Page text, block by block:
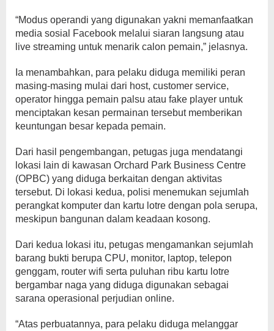
“Modus operandi yang digunakan yakni memanfaatkan
media sosial Facebook melalui siaran langsung atau
live streaming untuk menarik calon pemain,” jelasnya.
Ia menambahkan, para pelaku diduga memiliki peran
masing-masing mulai dari host, customer service,
operator hingga pemain palsu atau fake player untuk
menciptakan kesan permainan tersebut memberikan
keuntungan besar kepada pemain.
Dari hasil pengembangan, petugas juga mendatangi
lokasi lain di kawasan Orchard Park Business Centre
(OPBC) yang diduga berkaitan dengan aktivitas
tersebut. Di lokasi kedua, polisi menemukan sejumlah
perangkat komputer dan kartu lotre dengan pola serupa,
meskipun bangunan dalam keadaan kosong.
Dari kedua lokasi itu, petugas mengamankan sejumlah
barang bukti berupa CPU, monitor, laptop, telepon
genggam, router wifi serta puluhan ribu kartu lotre
bergambar naga yang diduga digunakan sebagai
sarana operasional perjudian online.
“Atas perbuatannya, para pelaku diduga melanggar